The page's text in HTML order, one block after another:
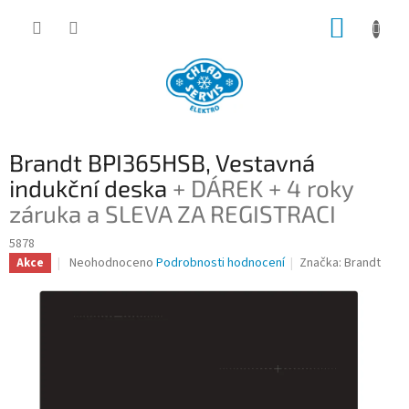
Brandt BPI365HSB, Vestavná
indukční deska + DÁREK + 4 roky
záruka a SLEVA ZA REGISTRACI
5878
Akce
Průměrné
produktu
Neohodnoceno Podrobnosti hodnocení Značka:Brandt